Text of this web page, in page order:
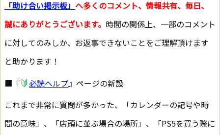
「助け合い掲示板」 へ多くのコメント、情報共有、毎日、
誠にありがとうございます。 時間の関係上、一部のコメント
に対してのみしか、お返事できないことをご理解頂けます
と助かります！
■『
必読ヘルプ』ページの新設
これまで非常に質問が多かった、「カレンダーの記号や時
間の意味」、「店頭に並ぶ場合の場所」、「PS5を買う際に